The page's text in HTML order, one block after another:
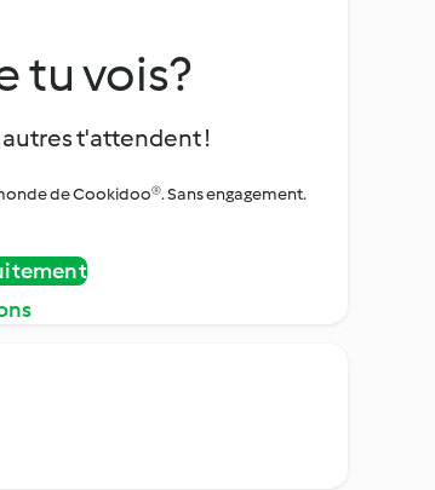
tu vois?
t'attendent !
de Cookidoo®. Sans engagement.